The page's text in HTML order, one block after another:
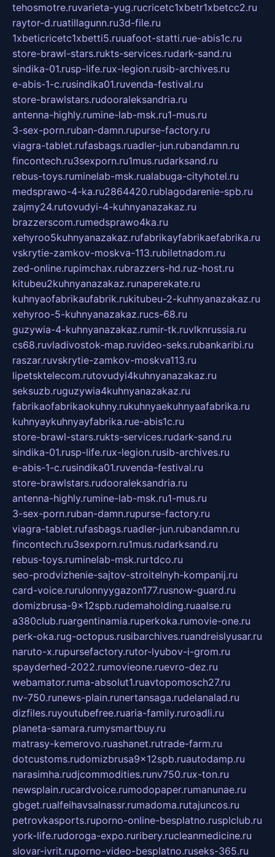
tehosmotre.ruvarieta-yug.rucricetc1xbetr1xbetcc2.ru
raytor-d.ruatillagunn.ru3d-file.ru
1xbeticricetc1xbetti5.ruuafoot-statti.rue-abis1c.ru
store-brawl-stars.rukts-services.rudark-sand.ru
sindika-01.rusp-life.rux-legion.rusib-archives.ru
e-abis-1-c.rusindika01.ruvenda-festival.ru
store-brawlstars.rudooraleksandria.ru
antenna-highly.rumine-lab-msk.ru1-mus.ru
3-sex-porn.ruban-damn.rupurse-factory.ru
viagra-tablet.rufasbags.ruadler-jun.rubandamn.ru
fincontech.ru3sexporn.ru1mus.rudarksand.ru
rebus-toys.ruminelab-msk.rualabuga-cityhotel.ru
medsprawo-4-ka.ru2864420.rublagodarenie-spb.ru
zajmy24.rutovudyi-4-kuhnyanazakaz.ru
brazzerscom.rumedsprawo4ka.ru
xehyroo5kuhnyanazakaz.rufabrikayfabrikaefabrika.ru
vskrytie-zamkov-moskva-113.rubiletnadom.ru
zed-online.rupimchax.rubrazzers-hd.ruz-host.ru
kitubeu2kuhnyanazakaz.runaperekate.ru
kuhnyaofabrikaufabrik.rukitubeu-2-kuhnyanazakaz.ru
xehyroo-5-kuhnyanazakaz.rucs-68.ru
guzywia-4-kuhnyanazakaz.rumir-tk.ruvlknrussia.ru
cs68.ruvladivostok-map.ruvideo-seks.rubankaribi.ru
raszar.ruvskrytie-zamkov-moskva113.ru
lipetsktelecom.rutovudyi4kuhnyanazakaz.ru
seksuzb.ruguzywia4kuhnyanazakaz.ru
fabrikaofabrikaokuhny.rukuhnyaekuhnyaafabrika.ru
kuhnyaykuhnyayfabrika.rue-abis1c.ru
store-brawl-stars.rukts-services.rudark-sand.ru
sindika-01.rusp-life.rux-legion.rusib-archives.ru
e-abis-1-c.rusindika01.ruvenda-festival.ru
store-brawlstars.rudooraleksandria.ru
antenna-highly.rumine-lab-msk.ru1-mus.ru
3-sex-porn.ruban-damn.rupurse-factory.ru
viagra-tablet.rufasbags.ruadler-jun.rubandamn.ru
fincontech.ru3sexporn.ru1mus.rudarksand.ru
rebus-toys.ruminelab-msk.rurtdco.ru
seo-prodvizhenie-sajtov-stroitelnyh-kompanij.ru
card-voice.rurulonnyygazon177.rusnow-guard.ru
domizbrusa-9x12spb.rudemaholding.ruaalse.ru
a380club.ruargentinamia.ruperkoka.rumovie-one.ru
perk-oka.rug-octopus.rusibarchives.ruandreislyusar.ru
naruto-x.rupursefactory.rutor-lyubov-i-grom.ru
spayderhed-2022.rumovieone.ruevro-dez.ru
webamator.ruma-absolut1.ruavtopomosch27.ru
nv-750.runews-plain.runertansaga.rudelanalad.ru
dizfiles.ruyoutubefree.ruaria-family.ruroadli.ru
planeta-samara.rumysmartbuy.ru
matrasy-kemerovo.ruashanet.rutrade-farm.ru
dotcustoms.rudomizbrusa9x12spb.ruautodamp.ru
narasimha.rudjcommodities.runv750.rux-ton.ru
newsplain.rucardvoice.rumodopaper.rumanunae.ru
gbget.rualfeihavsalnassr.rumadoma.rutajuncos.ru
petrovkasports.ruporno-online-besplatno.rusplclub.ru
york-life.rudoroga-expo.ruribery.rucleanmedicine.ru
slovar-ivrit.ruporno-video-besplatno.ruseks-365.ru